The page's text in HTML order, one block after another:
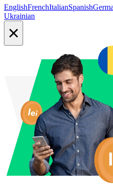
EnglishFrenchItalianSpanish
Ukrainian
×